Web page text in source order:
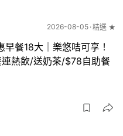
2026-08-05 精選 ★
早餐18大｜樂悠咭可享！
連熱飲/送奶茶/$78自助餐